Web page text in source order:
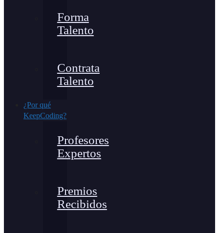
Forma
Talento
Contrata
Talento
¿Por qué
KeepCoding?
Profesores
Expertos
Premios
Recibidos